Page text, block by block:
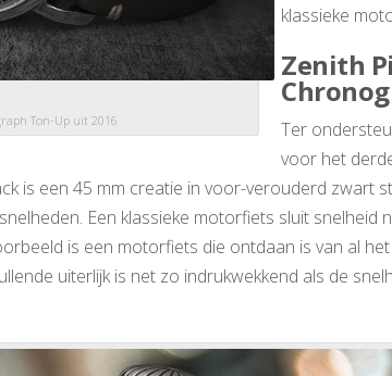
Ton-Up uit 2016
klassieke
Zenith
Ter
voor het
is een 45 mm creatie in voor-verouderd zwart
Een klassieke motorfiets sluit snelheid
is een motorfiets die ontdaan is van al
uiterlijk is net zo indrukwekkend als de